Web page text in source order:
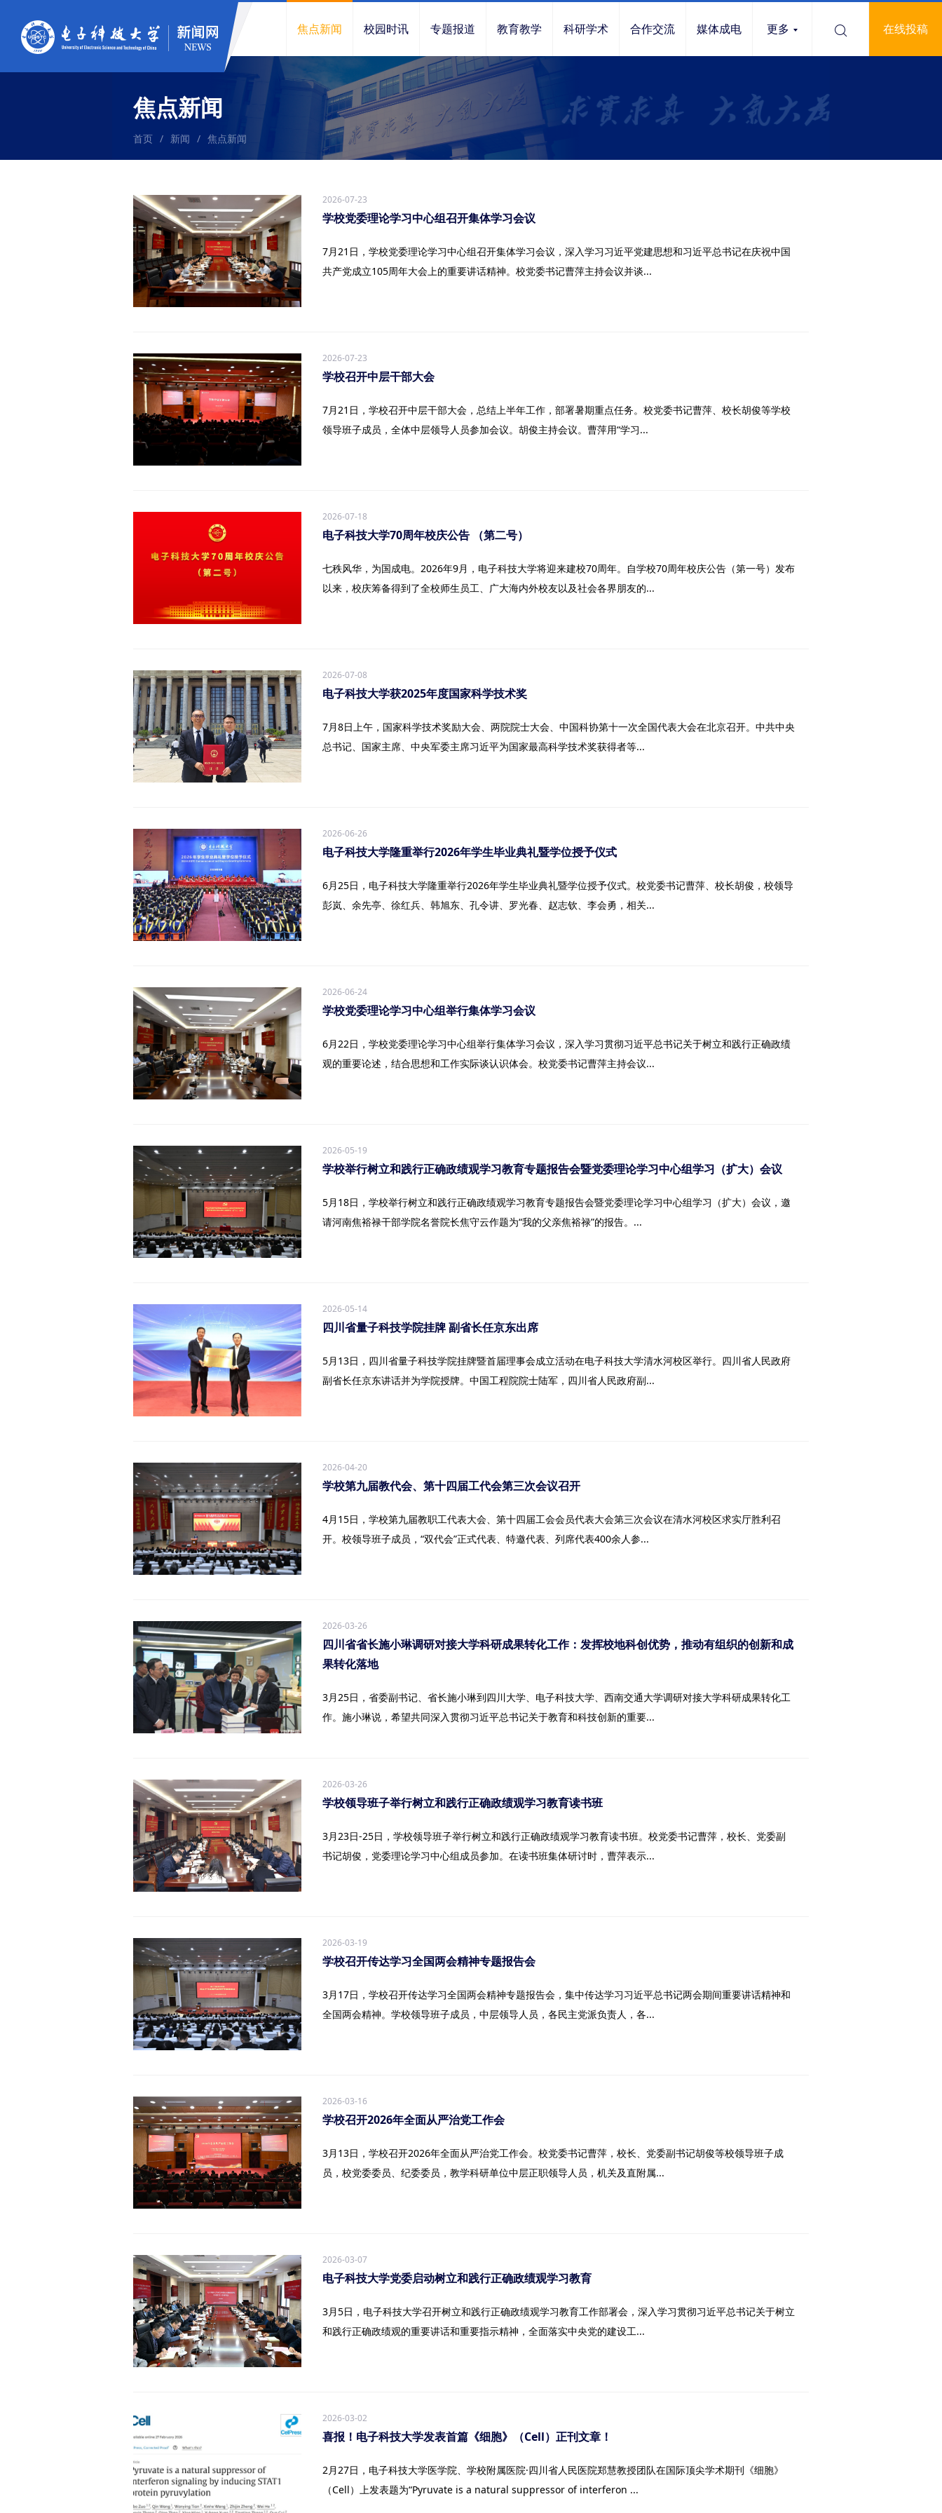
焦点新闻 校园时讯 专题报道 教育教学 科研学术 合作交流 媒体成电 更多 在线投稿
焦点新闻
首页 / 新闻 / 焦点新闻
2026-07-23
学校党委理论学习中心组召开集体学习会议
7月21日，学校党委理论学习中心组召开集体学习会议，深入学习习近平党建思想和习近平总书记在庆祝中国
共产党成立105周年大会上的重要讲话精神。校党委书记曹萍主持会议并谈...
2026-07-23
学校召开中层干部大会
7月21日，学校召开中层干部大会，总结上半年工作，部署暑期重点任务。校党委书记曹萍、校长胡俊等学校
领导班子成员，全体中层领导人员参加会议。胡俊主持会议。曹萍用“学习...
2026-07-18
电子科技大学70周年校庆公告 （第二号）
七秩风华，为国成电。2026年9月，电子科技大学将迎来建校70周年。自学校70周年校庆公告（第一号）发布
以来，校庆筹备得到了全校师生员工、广大海内外校友以及社会各界朋友的...
2026-07-08
电子科技大学获2025年度国家科学技术奖
7月8日上午，国家科学技术奖励大会、两院院士大会、中国科协第十一次全国代表大会在北京召开。中共中央
总书记、国家主席、中央军委主席习近平为国家最高科学技术奖获得者等...
2026-06-26
电子科技大学隆重举行2026年学生毕业典礼暨学位授予仪式
6月25日，电子科技大学隆重举行2026年学生毕业典礼暨学位授予仪式。校党委书记曹萍、校长胡俊，校领导
彭岚、余先亭、徐红兵、韩旭东、孔令讲、罗光春、赵志钦、李会勇，相关...
2026-06-24
学校党委理论学习中心组举行集体学习会议
6月22日，学校党委理论学习中心组举行集体学习会议，深入学习贯彻习近平总书记关于树立和践行正确政绩
观的重要论述，结合思想和工作实际谈认识体会。校党委书记曹萍主持会议...
2026-05-19
学校举行树立和践行正确政绩观学习教育专题报告会暨党委理论学习中心组学习（扩大）会议
5月18日，学校举行树立和践行正确政绩观学习教育专题报告会暨党委理论学习中心组学习（扩大）会议，邀
请河南焦裕禄干部学院名誉院长焦守云作题为“我的父亲焦裕禄”的报告。...
2026-05-14
四川省量子科技学院挂牌 副省长任京东出席
5月13日，四川省量子科技学院挂牌暨首届理事会成立活动在电子科技大学清水河校区举行。四川省人民政府
副省长任京东讲话并为学院授牌。中国工程院院士陆军，四川省人民政府副...
2026-04-20
学校第九届教代会、第十四届工代会第三次会议召开
4月15日，学校第九届教职工代表大会、第十四届工会会员代表大会第三次会议在清水河校区求实厅胜利召
开。校领导班子成员，“双代会”正式代表、特邀代表、列席代表400余人参...
2026-03-26
四川省省长施小琳调研对接大学科研成果转化工作：发挥校地科创优势，推动有组织的创新和成
果转化落地
3月25日，省委副书记、省长施小琳到四川大学、电子科技大学、西南交通大学调研对接大学科研成果转化工
作。施小琳说，希望共同深入贯彻习近平总书记关于教育和科技创新的重要...
2026-03-26
学校领导班子举行树立和践行正确政绩观学习教育读书班
3月23日-25日，学校领导班子举行树立和践行正确政绩观学习教育读书班。校党委书记曹萍，校长、党委副
书记胡俊，党委理论学习中心组成员参加。在读书班集体研讨时，曹萍表示...
2026-03-19
学校召开传达学习全国两会精神专题报告会
3月17日，学校召开传达学习全国两会精神专题报告会，集中传达学习习近平总书记两会期间重要讲话精神和
全国两会精神。学校领导班子成员，中层领导人员，各民主党派负责人，各...
2026-03-16
学校召开2026年全面从严治党工作会
3月13日，学校召开2026年全面从严治党工作会。校党委书记曹萍，校长、党委副书记胡俊等校领导班子成
员，校党委委员、纪委委员，教学科研单位中层正职领导人员，机关及直附属...
2026-03-07
电子科技大学党委启动树立和践行正确政绩观学习教育
3月5日，电子科技大学召开树立和践行正确政绩观学习教育工作部署会，深入学习贯彻习近平总书记关于树立
和践行正确政绩观的重要讲话和重要指示精神，全面落实中央党的建设工...
2026-03-02
喜报！电子科技大学发表首篇《细胞》（Cell）正刊文章！
2月27日，电子科技大学医学院、学校附属医院·四川省人民医院郑慧教授团队在国际顶尖学术期刊《细胞》
（Cell）上发表题为“Pyruvate is a natural suppressor of interferon ...